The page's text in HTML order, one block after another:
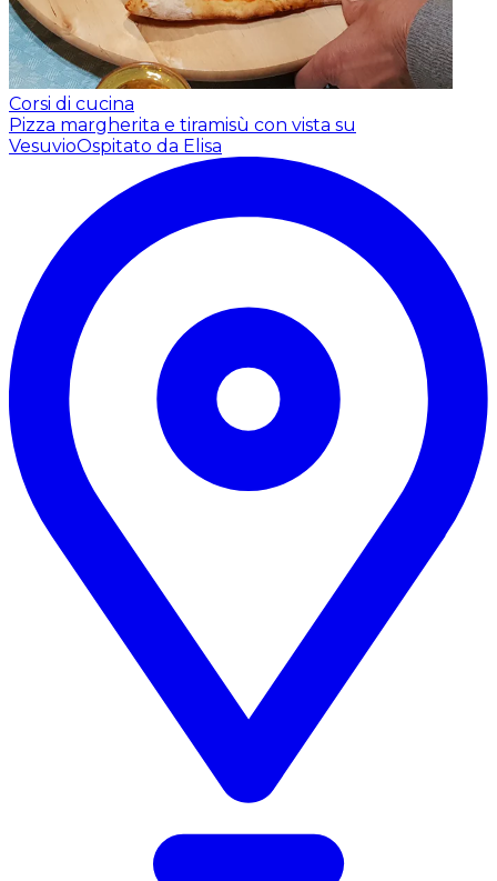
Corsi di cucina
Pizza margherita e tiramisù con vista su
VesuvioOspitato da Elisa